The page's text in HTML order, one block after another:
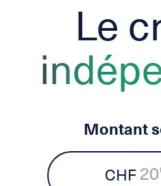
Le
Montant
CHF